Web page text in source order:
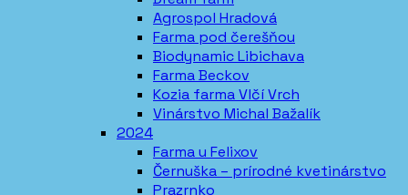
Agrospol Hradová
Farma pod čerešňou
Biodynamic Libichava
Farma Beckov
Kozia farma Vlčí Vrch
Vinárstvo Michal Bažalík
2024
Farma u Felixov
Černuška – prírodné kvetinárstvo
Prazrnko